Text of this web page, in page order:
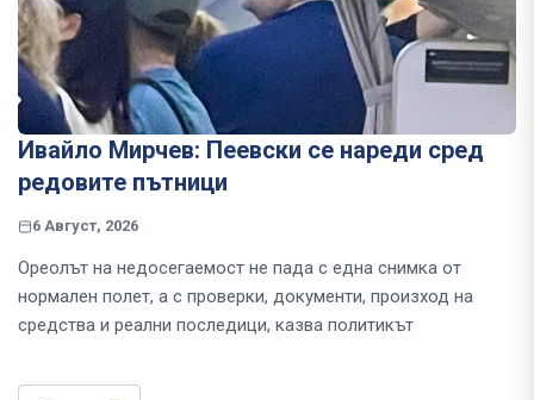
Ивайло Мирчев: Пеевски се нареди сред
редовите пътници
6 Август, 2026
Ореолът на недосегаемост не пада с една снимка от
нормален полет, а с проверки, документи, произход на
средства и реални последици, казва политикът